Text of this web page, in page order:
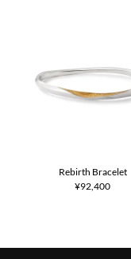
Rebirth Bracelet
¥92,400